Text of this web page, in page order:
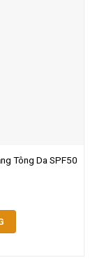
Tông Da SPF50